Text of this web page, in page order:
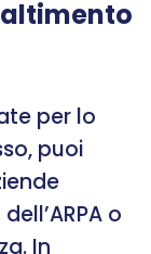
per lo
puoi
o
In